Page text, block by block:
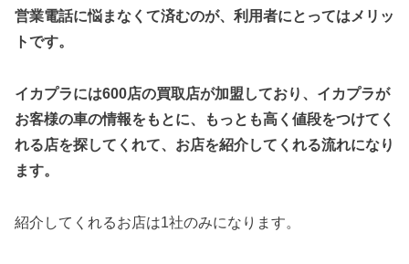
営業電話に悩まなくて済むのが、利用者にとってはメリッ
トです。
イカプラには600店の買取店が加盟しており、イカプラが
お客様の車の情報をもとに、もっとも高く値段をつけてく
れる店を探してくれて、お店を紹介してくれる流れになり
ます。
紹介してくれるお店は1社のみになります。